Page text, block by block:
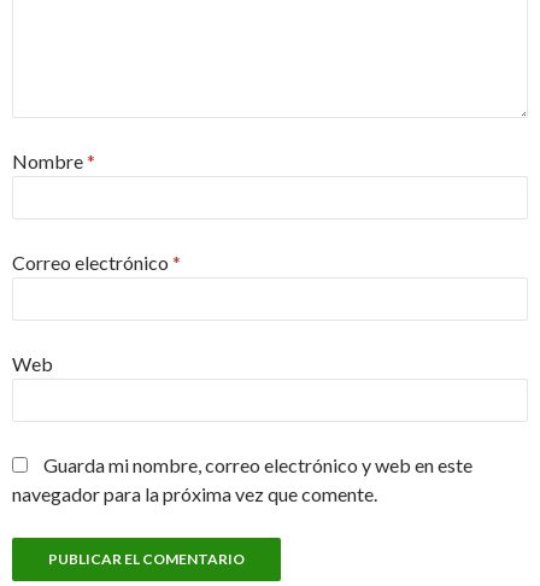
Nombre*
Correo electrónico *
Web
Guarda mi nombre, correo electrónico y web en este
navegador para la próxima vez que comente.